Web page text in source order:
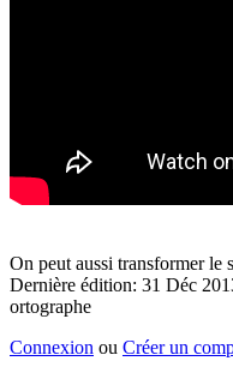
On peut aussi transformer le
Dernière édition: 31 Déc
ortographe
Connexion ou Créer un